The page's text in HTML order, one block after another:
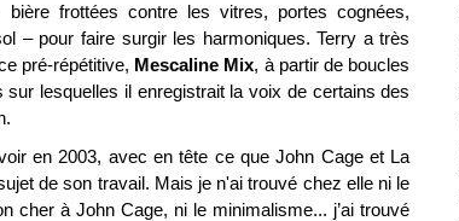
frottées contre les vitres, portes cognées,
– pour faire surgir les harmoniques. Terry a très
pré-répétitive, Mescaline Mix, à partir de boucles
sur lesquelles il enregistrait la voix de certains des
en 2003, avec en tête ce que John Cage et La
de son travail. Mais je n'ai trouvé chez elle ni le
cher à John Cage, ni le minimalisme... j’ai trouvé